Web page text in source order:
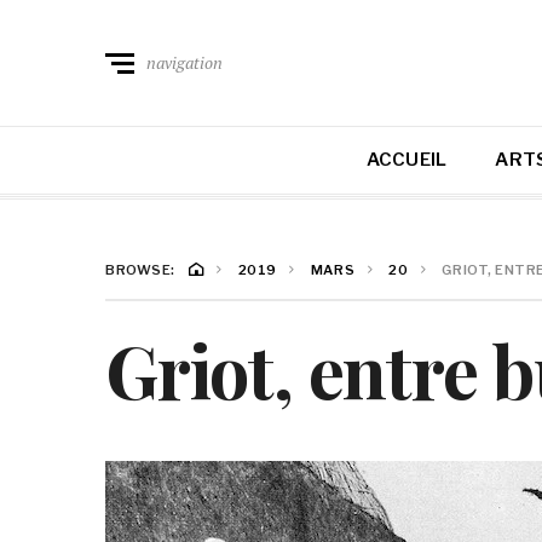
navigation
ACCUEIL
BROWSE: 2019 MARS 20 GRIOT,
Griot, entre